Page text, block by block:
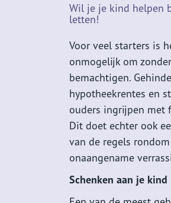
Wil je je kind helpen
letten!
Voor veel starters is
onmogelijk om
bemachtigen.
hypotheekrentes en
ouders ingrijpen met
Dit doet echter ook
van de regels
onaangename
Schenken aan je kind